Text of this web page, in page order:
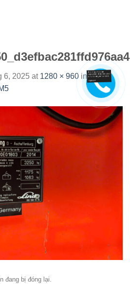
6, 2025 at 1280 × 960 inXE
đang bị đóng lại.